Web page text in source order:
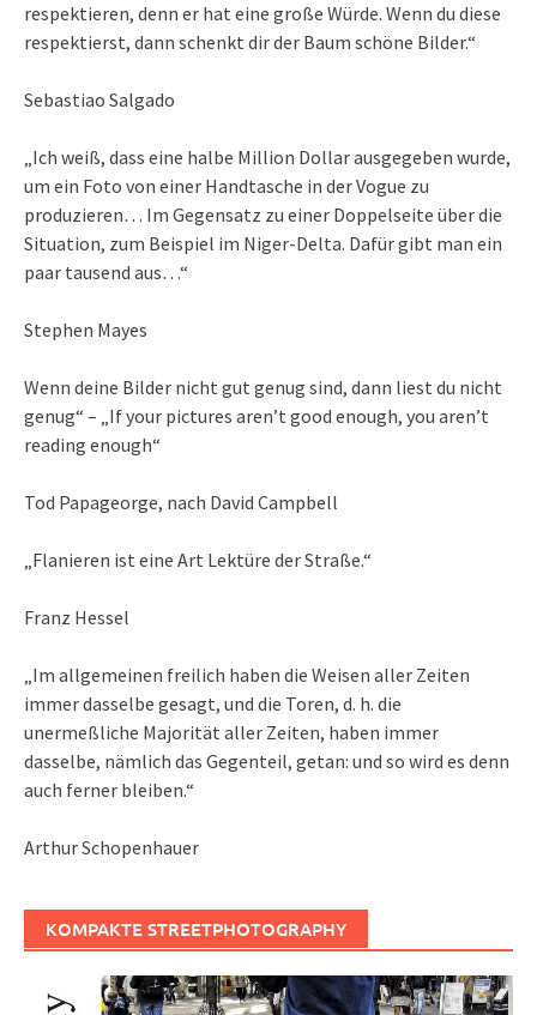
respektieren, denn er hat eine große Würde. Wenn du diese
respektierst, dann schenkt dir der Baum schöne Bilder.“
Sebastiao Salgado
„Ich weiß, dass eine halbe Million Dollar ausgegeben wurde,
um ein Foto von einer Handtasche in der Vogue zu
produzieren… Im Gegensatz zu einer Doppelseite über die
Situation, zum Beispiel im Niger-Delta. Dafür gibt man ein
paar tausend aus…“
Stephen Mayes
Wenn deine Bilder nicht gut genug sind, dann liest du nicht
genug“ – „If your pictures aren’t good enough, you aren’t
reading enough“
Tod Papageorge, nach David Campbell
„Flanieren ist eine Art Lektüre der Straße.“
Franz Hessel
„Im allgemeinen freilich haben die Weisen aller Zeiten
immer dasselbe gesagt, und die Toren, d. h. die
unermeßliche Majorität aller Zeiten, haben immer
dasselbe, nämlich das Gegenteil, getan: und so wird es denn
auch ferner bleiben.“
Arthur Schopenhauer
KOMPAKTE STREETPHOTOGRAPHY